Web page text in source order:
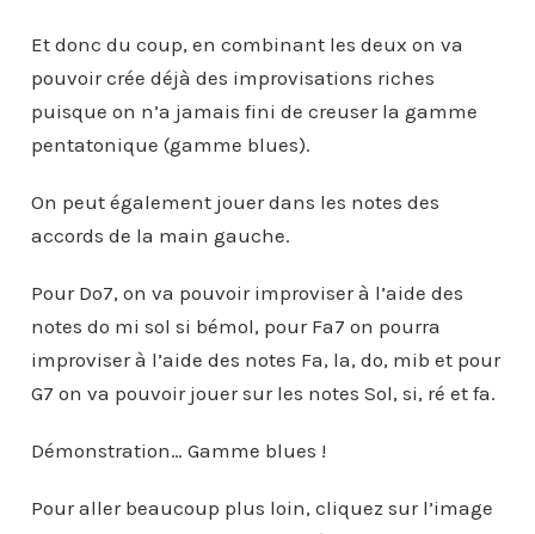
Et donc du coup, en combinant les deux on va
pouvoir crée déjà des improvisations riches
puisque on n’a jamais fini de creuser la gamme
pentatonique (gamme blues).
On peut également jouer dans les notes des
accords de la main gauche.
Pour Do7, on va pouvoir improviser à l’aide des
notes do mi sol si bémol, pour Fa7 on pourra
improviser à l’aide des notes Fa, la, do, mib et pour
G7 on va pouvoir jouer sur les notes Sol, si, ré et fa.
Démonstration… Gamme blues !
Pour aller beaucoup plus loin, cliquez sur l’image